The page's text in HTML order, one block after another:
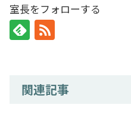
室長をフォローする
関連記事